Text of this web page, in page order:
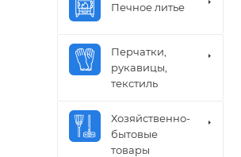
Печное литье
Перчатки,
рукавицы,
текстиль
Хозяйственно-
бытовые
товары